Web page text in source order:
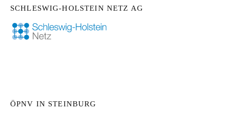
SCHLESWIG-HOLSTEIN NETZ AG
ÖPNV IN STEINBURG